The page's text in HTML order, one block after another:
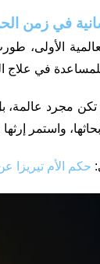
في زمن
الأولى،
في علاج
مجرد عالمة،
واستمر
حكم الأم تيريزا